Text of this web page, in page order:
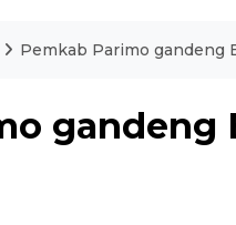
Pemkab Parimo gandeng
gandeng